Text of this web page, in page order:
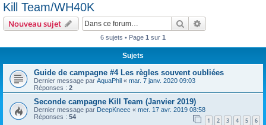
Kill Team/WH40K
Nouveau sujet Rechercher
6 sujets • Page 1 sur 1
Sujets
Guide de campagne #4 Les règles souvent oubliées
Dernier message par AquaPhil « mar. 7 janv. 2020 09:03
Réponses : 2
Seconde campagne Kill Team (Janvier 2019)
Dernier message par DeepKneec « mer. 17 avr. 2019 08:58
Réponses : 54 1 2 3 4 5 6